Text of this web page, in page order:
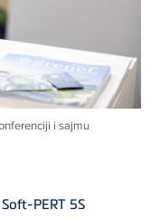
i sajmu
PERT 5S